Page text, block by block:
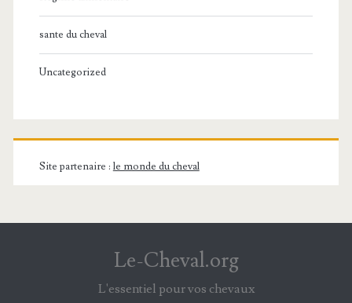
sante du cheval
Uncategorized
Site partenaire : le monde du cheval
Le-Cheval.org
L'essentiel pour vos chevaux